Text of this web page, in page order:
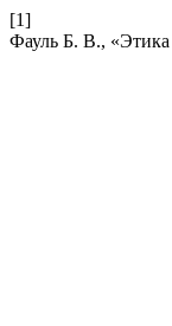
[1]
Фауль Б. В.,